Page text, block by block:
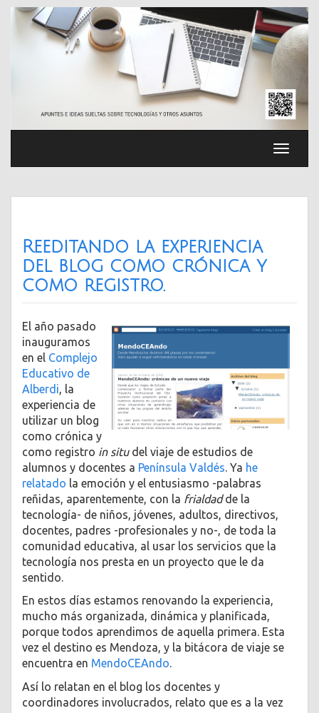
Saltar
contenido
Reeditando la experiencia
del blog como crónica y
como registro.
El año pasado
inauguramos
en el Complejo
Educativo de
Alberdi, la
experiencia de
utilizar un blog
como crónica y
como registro in situdel viaje de estudios de
alumnos y docentes a Península Valdés. Ya he
relatado la emoción y el entusiasmo -palabras
reñidas, aparentemente, con la frialdadde la
tecnología- de niños, jóvenes, adultos, directivos,
docentes, padres -profesionales y no-, de toda la
comunidad educativa, al usar los servicios que la
tecnología nos presta en un proyecto que le da
sentido.
En estos días estamos renovando la experiencia,
mucho más organizada, dinámica y planificada,
porque todos aprendimos de aquella primera. Esta
vez el destino es Mendoza, y la bitácora de viaje se
encuentra en MendoCEAndo.
Así lo relatan en el blog los docentes y
coordinadores involucrados, relato que es a la vez